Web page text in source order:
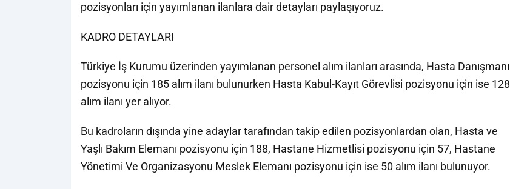
pozisyonları için yayımlanan ilanlara dair detayları paylaşıyoruz.
KADRO DETAYLARI
Türkiye İş Kurumu üzerinden yayımlanan personel alım ilanları arasında, Hasta Danışmanı
pozisyonu için 185 alım ilanı bulunurken Hasta Kabul-Kayıt Görevlisi pozisyonu için ise 128
alım ilanı yer alıyor.
Bu kadroların dışında yine adaylar tarafından takip edilen pozisyonlardan olan, Hasta ve
Yaşlı Bakım Elemanı pozisyonu için 188, Hastane Hizmetlisi pozisyonu için 57, Hastane
Yönetimi Ve Organizasyonu Meslek Elemanı pozisyonu için ise 50 alım ilanı bulunuyor.